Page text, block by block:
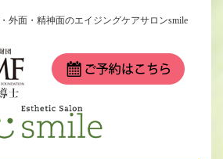
外面・精神面のエイジングケアサロンsmile